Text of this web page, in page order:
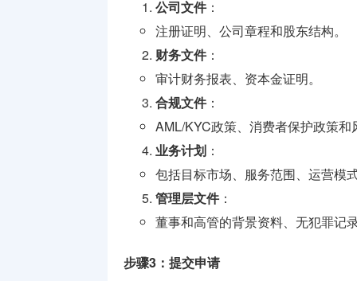
公司文件：
注册证明、公司章程和股东结构。
财务文件：
审计财务报表、资本金证明。
合规文件：
AML/KYC政策、消费者保护政策和
业务计划 ：
包括目标市场、服务范围、运营模
管理层文件：
董事和高管的背景资料、无犯罪记
步骤3：提交申请